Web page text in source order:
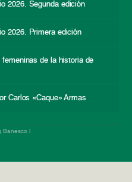
2026. Segunda edición
2026. Primera edición
de la historia de
Carlos «Caque» Armas
|